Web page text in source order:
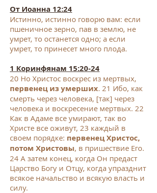
От Иоанна 12:24
Истинно, истинно говорю вам: если
пшеничное зерно, пав в землю, не
умрет, то останется одно; а если
умрет, то принесет много плода.
1 Коринфянам 15:20-24
20 Но Христос воскрес из мертвых,
первенец из умерших. 21 Ибо, как
смерть через человека, [так] через
человека и воскресение мертвых. 22
Как в Адаме все умирают, так во
Христе все оживут, 23 каждый в
своем порядке: первенец Христос,
потом Христовы, в пришествие Его.
24 А затем конец, когда Он предаст
Царство Богу и Отцу, когда упразднит
всякое начальство и всякую власть и
силу.